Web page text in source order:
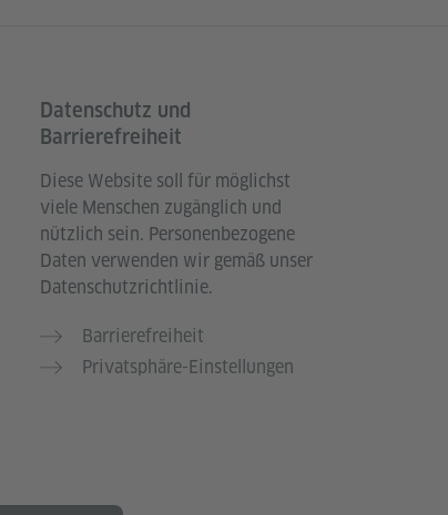
Datenschutz und
Barrierefreiheit
Diese Website soll für möglichst
viele Menschen zugänglich und
nützlich sein. Personenbezogene
Daten verwenden wir gemäß unser
Datenschutzrichtlinie.
Barrierefreiheit
Privatsphäre-Einstellungen